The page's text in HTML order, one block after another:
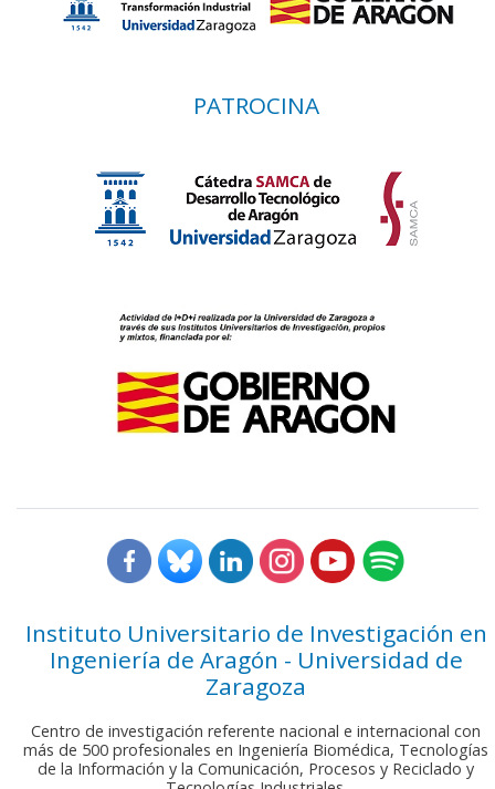
PATROCINA
Instituto Universitario de Investigación en
Ingeniería de Aragón - Universidad de
Zaragoza
Centro de investigación referente nacional e internacional con
más de 500 profesionales en Ingeniería Biomédica, Tecnologías
de la Información y la Comunicación, Procesos y Reciclado y